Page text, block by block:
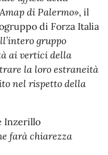
di Palermo», il
di Forza Italia
gruppo
ai vertici della
la loro estraneità
nel rispetto della
Inzerillo
farà chiarezza